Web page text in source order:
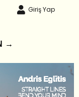
Giriş Yap
→